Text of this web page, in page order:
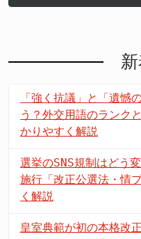
「強く抗議」と「遺憾
う？外交用語のランク
かりやすく解説
選挙のSNS規制はどう
施行「改正公選法・情
く解説
皇室典範が初の本格改